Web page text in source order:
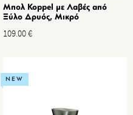
Μπολ Koppel με Λαβές από
Ξύλο Δρυός, Μικρό
109.00€
NEW